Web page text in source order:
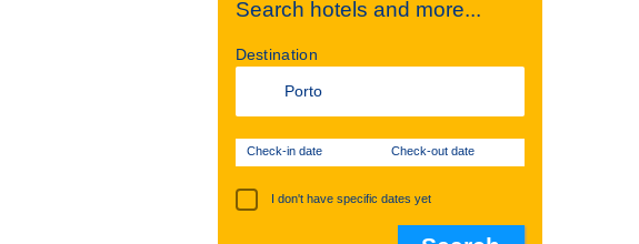
Search hotels and more...
Destination
Check-in date Check-out date
I don't have specific dates yet